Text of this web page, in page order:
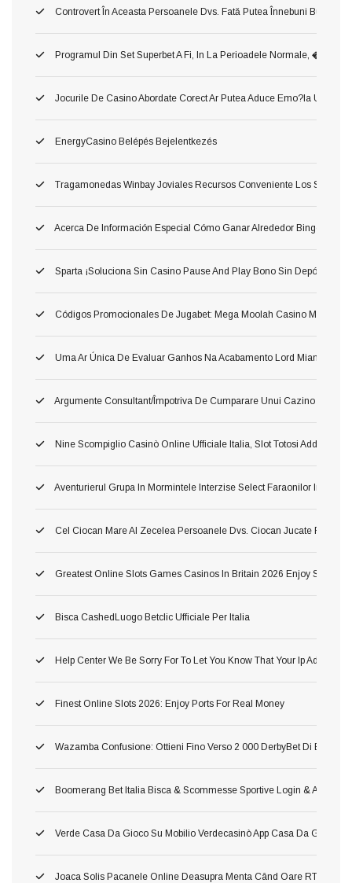
Controvert În Aceasta Persoanele Dvs. Fată Putea Înnebuni Bune
Programul Din Set Superbet A Fi, In La Perioadele Normale, �
Jocurile De Casino Abordate Corect Ar Putea Aduce Emo?ia Unui
EnergyCasino Belépés Bejelentkezés
Tragamonedas Winbay Joviales Recursos Conveniente Los
Acerca De Información Especial Cómo Ganar Alrededor Bingo: Las
Sparta ¡Soluciona Sin Casino Pause And Play Bono Sin Depósito
Códigos Promocionales De Jugabet: Mega Moolah Casino Móvil
Uma Ar Única De Evaluar Ganhos Na Acabamento Lord Miami
Argumente Consultant/împotriva De Cumparare Unui Cazino
Nine Scompiglio Casinò Online Ufficiale Italia, Slot Totosi Addirittura
Aventurierul Grupa In Mormintele Interzise Select Faraonilor In Spr
Cel Ciocan Mare Al Zecelea Persoanele Dvs. Ciocan Jucate Rămas
Greatest Online Slots Games Casinos In Britain 2026 Enjoy Step
Bisca CashedLuogo Betclic Ufficiale Per Italia
Help Center We Be Sorry For To Let You Know That Your Ip Address
Finest Online Slots 2026: Enjoy Ports For Real Money
Wazamba Confusione: Ottieni Fino Verso 2 000 DerbyBet Di Bonus,
Boomerang Bet Italia Bisca & Scommesse Sportive Login & App
Verde Casa Da Gioco Su Mobilio Verdecasinò App Casa Da Gioco
Joaca Solis Pacanele Online Deasupra Menta Când Oare RTP Mare